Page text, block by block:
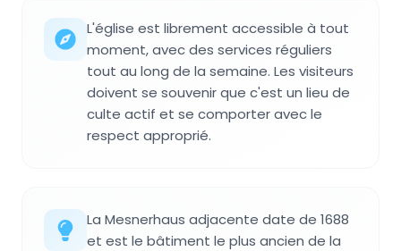
L'église est librement accessible à tout
moment, avec des services réguliers
tout au long de la semaine. Les visiteurs
doivent se souvenir que c'est un lieu de
culte actif et se comporter avec le
respect approprié.
La Mesnerhaus adjacente date de 1688
et est le bâtiment le plus ancien de la